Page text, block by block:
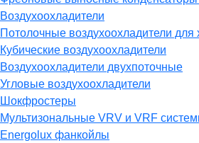
Воздухоохладители
Потолочные воздухоохладители
Кубические воздухоохладители
Воздухоохладители двухпоточные
Угловые воздухоохладители
Шокфростеры
Мультизональные VRV и VRF
Energolux фанкойлы